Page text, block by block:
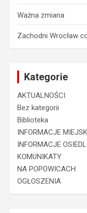
Ważna zmiana
Zachodni Wrocław
Kategorie
AKTUALNOŚCI
Bez kategorii
Biblioteka
INFORMACJE
INFORMACJE
KOMUNIKATY
NA POPOWICACH
OGŁOSZENIA